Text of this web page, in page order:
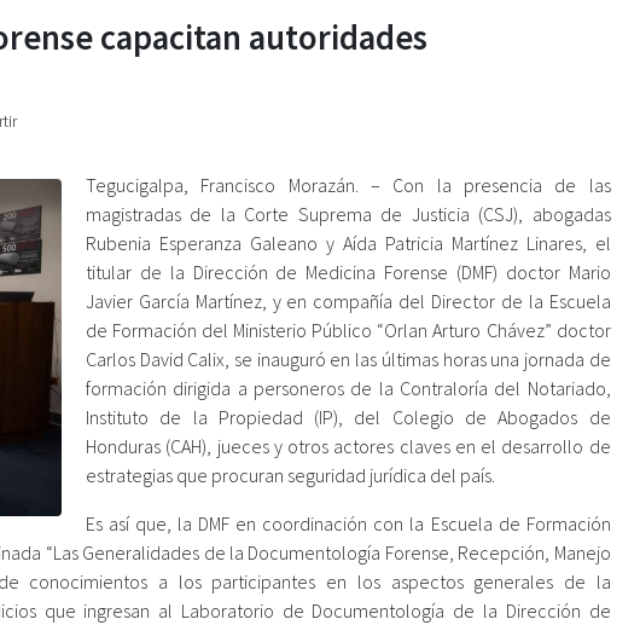
capacitan autoridades
Tegucigalpa, Francisco Morazán. – Con la presencia de las
magistradas de la Corte Suprema de Justicia (CSJ), abogadas
Rubenia Esperanza Galeano y Aída Patricia Martínez Linares, el
titular de la Dirección de Medicina Forense (DMF) doctor Mario
Javier García Martínez, y en compañía del Director de la Escuela
de Formación del Ministerio Público “Orlan Arturo Chávez” doctor
Carlos David Calix, se inauguró en las últimas horas una jornada de
formación dirigida a personeros de la Contraloría del Notariado,
Instituto de la Propiedad (IP), del Colegio de Abogados de
Honduras (CAH), jueces y otros actores claves en el desarrollo de
estrategias que procuran seguridad jurídica del país.
Es así que, la DMF en coordinación con la Escuela de Formación
“Las Generalidades de la Documentología Forense, Recepción, Manejo
conocimientos a los participantes en los aspectos generales de la
que ingresan al Laboratorio de Documentología de la Dirección de